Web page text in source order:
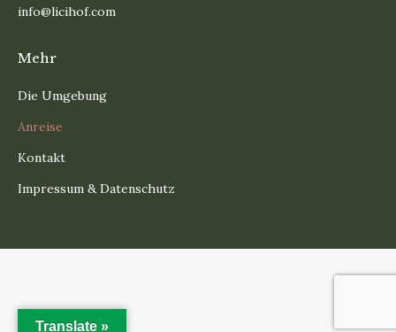
info@licihof.com
Mehr
Die Umgebung
Anreise
Kontakt
Impressum & Datenschutz
Translate »